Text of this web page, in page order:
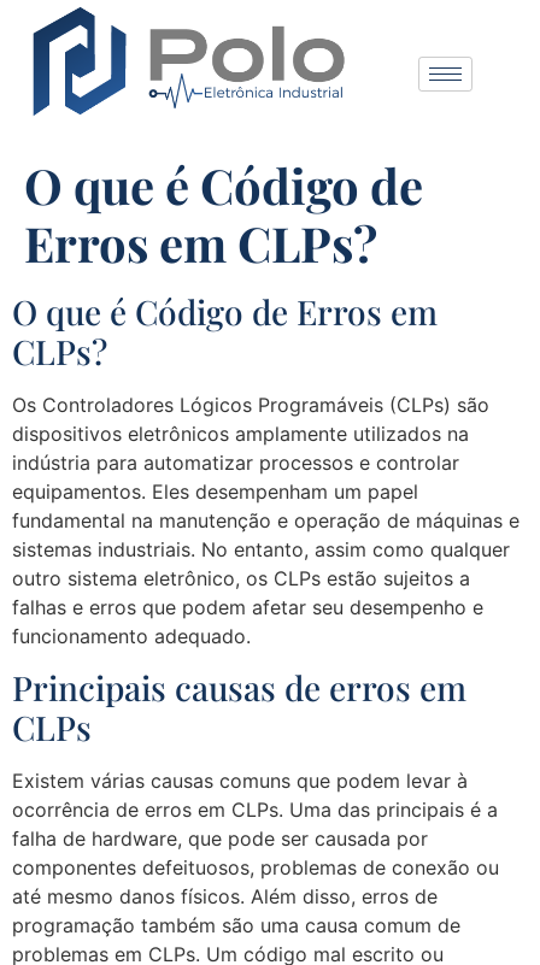
O que é Código de
Erros em CLPs?
O que é Código de Erros em
CLPs?
Os Controladores Lógicos Programáveis (CLPs) são
dispositivos eletrônicos amplamente utilizados na
indústria para automatizar processos e controlar
equipamentos. Eles desempenham um papel
fundamental na manutenção e operação de máquinas e
sistemas industriais. No entanto, assim como qualquer
outro sistema eletrônico, os CLPs estão sujeitos a
falhas e erros que podem afetar seu desempenho e
funcionamento adequado.
Principais causas de erros em
CLPs
Existem várias causas comuns que podem levar à
ocorrência de erros em CLPs. Uma das principais é a
falha de hardware, que pode ser causada por
componentes defeituosos, problemas de conexão ou
até mesmo danos físicos. Além disso, erros de
programação também são uma causa comum de
problemas em CLPs. Um código mal escrito ou